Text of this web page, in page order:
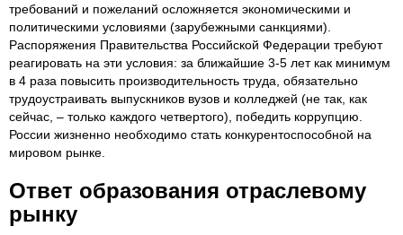
требований и пожеланий осложняется экономическими и
политическими условиями (зарубежными санкциями).
Распоряжения Правительства Российской Федерации требуют
реагировать на эти условия: за ближайшие 3-5 лет как минимум
в 4 раза повысить производительность труда, обязательно
трудоустраивать выпускников вузов и колледжей (не так, как
сейчас, – только каждого четвертого), победить коррупцию.
России жизненно необходимо стать конкурентоспособной на
мировом рынке.
Ответ образования отраслевому
рынку